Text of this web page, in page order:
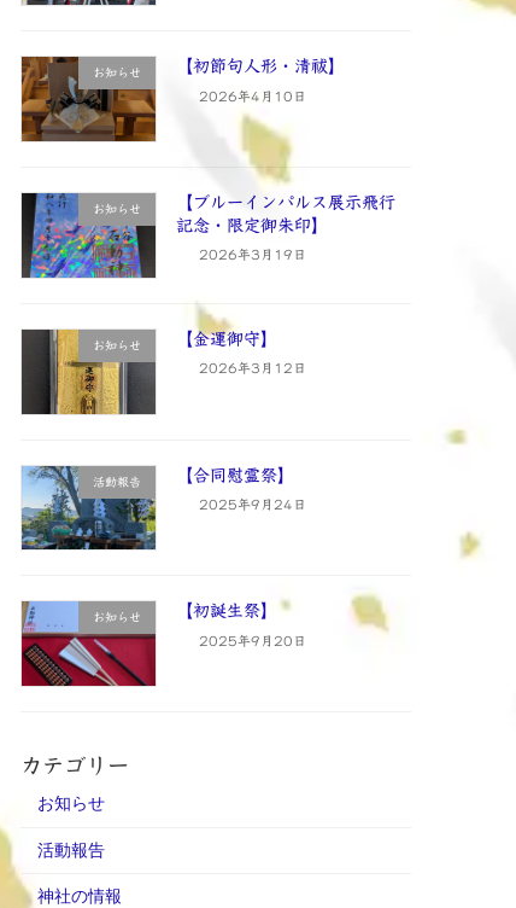
お知らせ 【初節句人形・清祓】
2026年4月10日
お知らせ
【ブルーインパルス展示飛行
記念・限定御朱印】
2026年3月19日
お知らせ 【金運御守】
2026年3月12日
活動報告 【合同慰霊祭】
2025年9月24日
お知らせ 【初誕生祭】
2025年9月20日
カテゴリー
お知らせ
活動報告
神社の情報